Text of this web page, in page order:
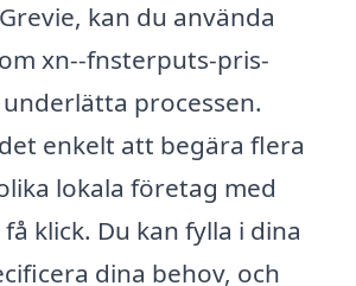
kan du använda
xn--fnsterputs-pris-
processen.
enkelt att begära flera
lokala företag med
klick. Du kan fylla i dina
dina behov, och